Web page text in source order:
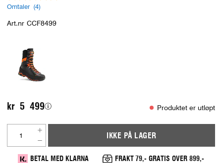
Omtaler (4)
Art.nr CCF8499
kr 5 499 Produktet er utløpt
IKKE PÅ LAGER
BETAL MED KLARNA FRAKT 79,- GRATIS OVER 899,-